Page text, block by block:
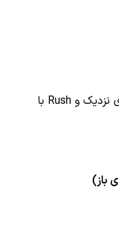
ADS سریع، حرکت سریع، آماده برای نبردهای نزدیک و Rush با